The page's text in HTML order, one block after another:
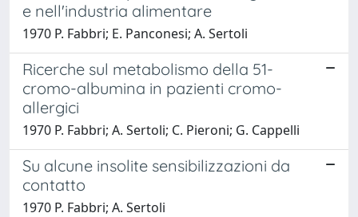
e nell'industria alimentare
1970 P. Fabbri; E. Panconesi; A. Sertoli
Ricerche sul metabolismo della 51-
cromo-albumina in pazienti cromo-
allergici
1970 P. Fabbri; A. Sertoli; C. Pieroni; G. Cappelli
Su alcune insolite sensibilizzazioni da
contatto
1970 P. Fabbri; A. Sertoli